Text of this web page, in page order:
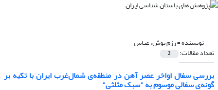
نویسنده =رزم پوش، عباس
تعداد مقالات: 2
بررسی سفال اواخر عصر آهن در منطقه‌ی شمال‌غرب ایران با تکیه بر
گونه‌ی سفالیِ موسوم به "سبک مثلثی"